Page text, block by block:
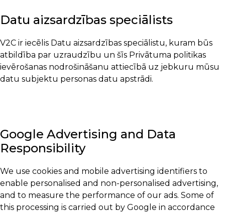
Datu aizsardzības speciālists
V2C ir iecēlis Datu aizsardzības speciālistu, kuram būs
atbildība par uzraudzību un šīs Privātuma politikas
ievērošanas nodrošināšanu attiecībā uz jebkuru mūsu
datu subjektu personas datu apstrādi.
Google Advertising and Data
Responsibility
We use cookies and mobile advertising identifiers to
enable personalised and non-personalised advertising,
and to measure the performance of our ads. Some of
this processing is carried out by Google in accordance